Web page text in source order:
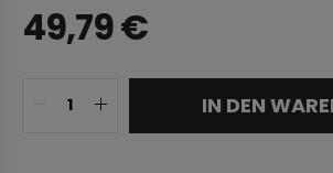
49,79€
IN DEN